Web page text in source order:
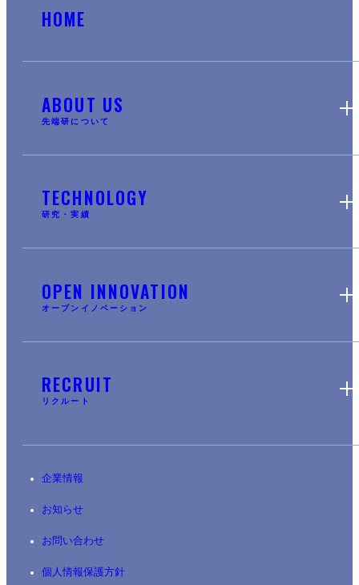
HOME
ABOUT US
先端研について
TECHNOLOGY
研究・実績
OPEN INNOVATION
オープンイノベーション
RECRUIT
リクルート
企業情報
お知らせ
お問い合わせ
個人情報保護方針